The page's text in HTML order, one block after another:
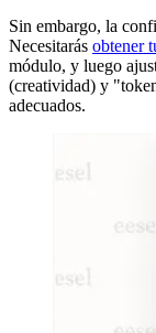
Sin embargo, la
Necesitarás obtener
módulo, y luego
(creatividad) y
adecuados.